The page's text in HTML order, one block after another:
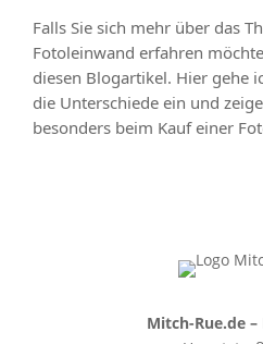
Falls Sie sich mehr über das
Fotoleinwand erfahren
diesen Blogartikel. Hier gehe
die Unterschiede ein und
besonders beim Kauf einer
Mitch-Rue.de